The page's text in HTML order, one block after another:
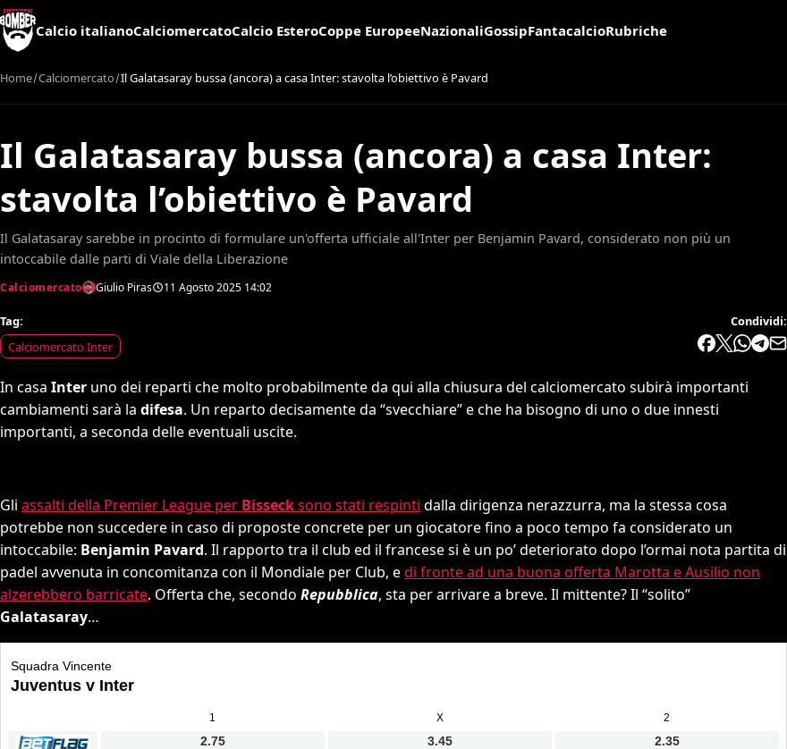
Calcio italianoCalciomercatoCalcio EsteroCoppe EuropeeNazionaliGossipFantacalcioRubriche
Home Calciomercato Il Galatasaray bussa (ancora) a casa Inter: stavolta l’obiettivo è Pavard
Il Galatasaray bussa (ancora) a casa Inter:
stavolta l’obiettivo è Pavard
Il Galatasaray sarebbe in procinto di formulare un'offerta ufficiale all'Inter per Benjamin Pavard, considerato non più un
intoccabile dalle parti di Viale della Liberazione
Calciomercato Giulio Piras 11 Agosto 2025 14:02
Tag:
Calciomercato Inter
Condividi:
In casa Inter uno dei reparti che molto probabilmente da qui alla chiusura del calciomercato subirà importanti
cambiamenti sarà la difesa. Un reparto decisamente da “svecchiare” e che ha bisogno di uno o due innesti
importanti, a seconda delle eventuali uscite.
Gli assalti della Premier League per Bissecksono stati respinti dalla dirigenza nerazzurra, ma la stessa cosa
potrebbe non succedere in caso di proposte concrete per un giocatore fino a poco tempo fa considerato un
intoccabile: Benjamin Pavard. Il rapporto tra il club ed il francese si è un po’ deteriorato dopo l’ormai nota partita di
padel avvenuta in concomitanza con il Mondiale per Club, edi fronte ad una buona offerta Marotta e Ausilio non
alzerebbero barricate. Offerta che, secondo Repubblica, sta per arrivare a breve. Il mittente? Il “solito”
Galatasaray…